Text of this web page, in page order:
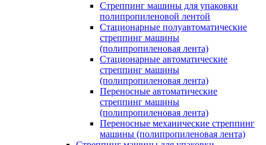
Стреппинг машины для упаковки
полипропиленовой лентой
Стационарные полуавтоматические
стреппинг машины
(полипропиленовая лента)
Стационарные автоматические
стреппинг машины
(полипропиленовая лента)
Переносные автоматические
стреппинг машины
(полипропиленовая лента)
Переносные механические стреппинг
машины (полипропиленовая лента)